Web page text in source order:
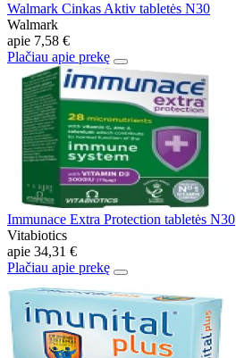
Walmark Cinkas Aktiv tabletės N30
Walmark
apie 7,58 €
Plačiau apie prekę
Immunace Extra Protection tabletės N30
Vitabiotics
apie 34,31 €
Plačiau apie prekę